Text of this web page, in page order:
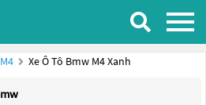
M4 Xe Ô Tô Bmw M4 Xanh